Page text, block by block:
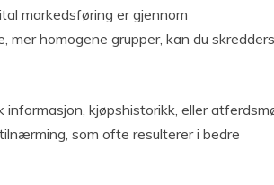
markedsføring er gjennom
mer homogene grupper, kan du
kjøpshistorikk, eller
som ofte resulterer i bedre